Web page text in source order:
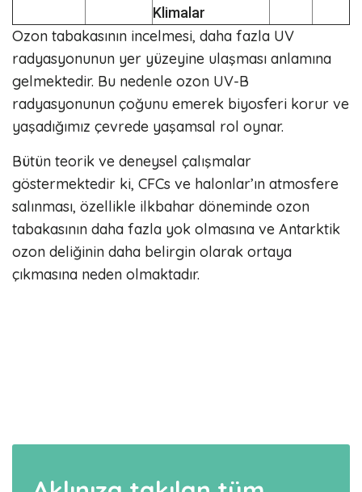
Klimalar
Ozon tabakasının incelmesi, daha fazla UV
radyasyonunun yer yüzeyine ulaşması anlamına
gelmektedir. Bu nedenle ozon UV-B
radyasyonunun çoğunu emerek biyosferi korur ve
yaşadığımız çevrede yaşamsal rol oynar.
Bütün teorik ve deneysel çalışmalar
göstermektedir ki, CFCs ve halonlar’ın atmosfere
salınması, özellikle ilkbahar döneminde ozon
tabakasının daha fazla yok olmasına ve Antarktik
ozon deliğinin daha belirgin olarak ortaya
çıkmasına neden olmaktadır.